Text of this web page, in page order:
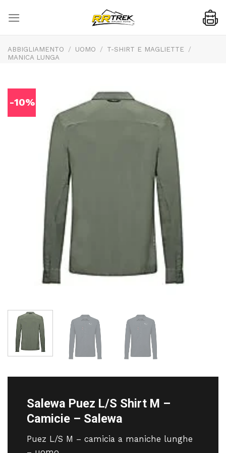
content
ABBIGLIAMENTO / UOMO / T-SHIRT E MAGLIETTE /
MANICA LUNGA
-10%
Salewa Puez L/S Shirt M –
Camicie – Salewa
Puez L/S M – camicia a maniche lunghe